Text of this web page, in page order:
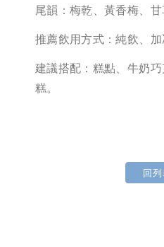
尾韻：梅乾、黃香梅、甘
推薦飲用方式：純飲、加
建議搭配：糕點、牛奶
糕。
回列